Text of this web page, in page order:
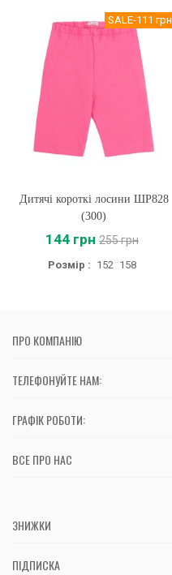
SALE-111 грн
Дитячі короткі лосини ШР828
(300)
144 грн 255 грн
Розмір : 152 158
ПРО КОМПАНІЮ
ТЕЛЕФОНУЙТЕ НАМ:
ГРАФІК РОБОТИ:
ВСЕ ПРО НАС
ЗНИЖКИ
ПІДПИСКА